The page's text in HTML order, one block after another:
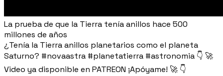
La prueba de que la Tierra tenía anillos hace 500
millones de años
¿Tenía la Tierra anillos planetarios como el planeta
Saturno? #novaastra #planetatierra #astronomia 👇 🚀
Video ya disponible en PATREON ¡Apóyame! 🚀 👇